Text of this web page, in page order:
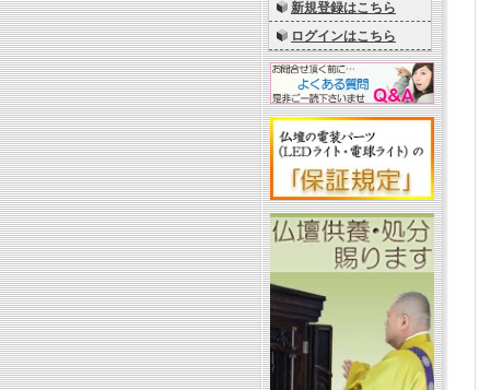
新規登録はこちら
ログインはこちら